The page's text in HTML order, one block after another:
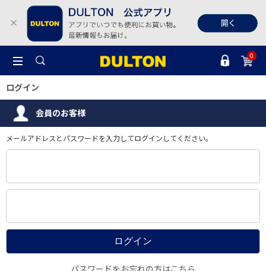
0
ログイン
会員のお客様
メールアドレスとパスワードを入力してログインしてください。